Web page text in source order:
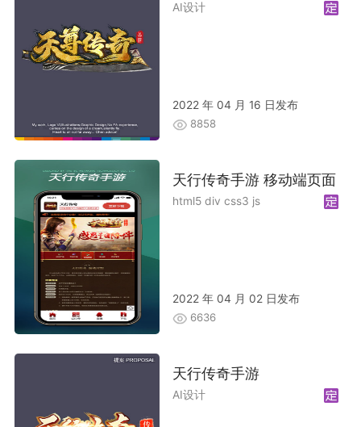
AI设计
2022 年 04 月 16 日发布
8858
天行传奇手游 移动端页面
html5 div css3 js
2022 年 04 月 02 日发布
6636
天行传奇手游
AI设计